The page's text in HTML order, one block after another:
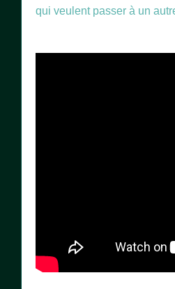
qui veulent passer à un